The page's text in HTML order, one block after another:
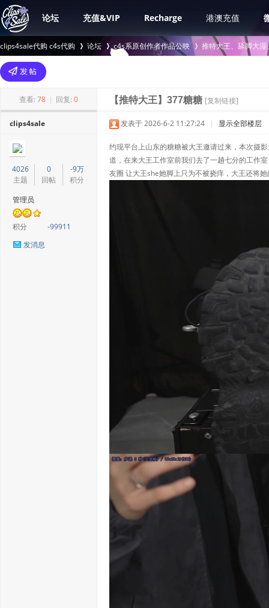
论坛 充值&VIP Recharge 港澳充值
clips4sale代购 c4s代购
>
论坛 c4s系原创作者作品公映
›
推特大王、舔脚大
查看: 78 | 回复: 0 【推特大王】377糖糖 [复制链接]
clips4sale
4026
主题
0
回帖
-9万
积分
管理员
积分
-99911
发消息
发表于 2026-6-2 11:27:24 | 显示全部楼层
约现平台上山东的糖糖被大王邀请过来，本次摄
道，在来大王工作室前我们去了一趟七分的工作
友圈 让大王she她脚上只为不被挠痒，大王还将